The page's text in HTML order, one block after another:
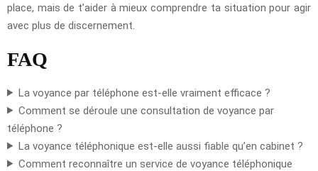
place, mais de t’aider à mieux comprendre ta situation pour agir
avec plus de discernement.
FAQ
La voyance par téléphone est-elle vraiment efficace ?
Comment se déroule une consultation de voyance par
téléphone ?
La voyance téléphonique est-elle aussi fiable qu’en cabinet ?
Comment reconnaître un service de voyance téléphonique